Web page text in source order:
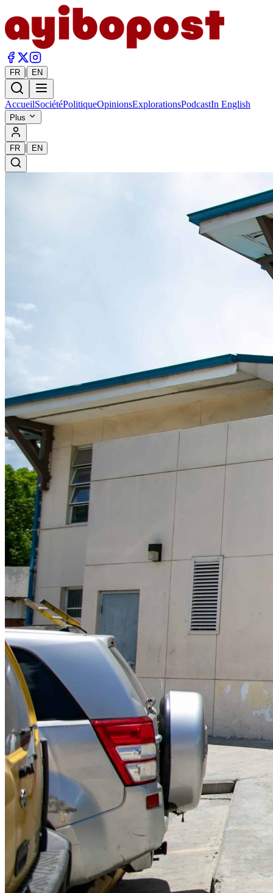
FR | EN
AccueilSociétéPolitiqueOpinionsExplorationsPodcastIn English
Plus
FR | EN